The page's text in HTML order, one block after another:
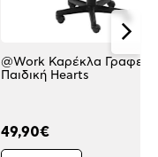
@Work Καρέκλα
Παιδική Hearts
49,90€